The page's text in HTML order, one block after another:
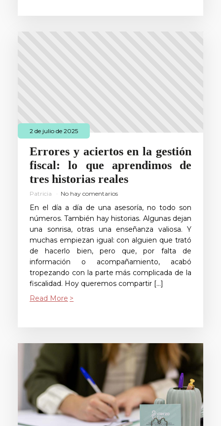
2 de julio de 2025
Errores y aciertos en la gestión
fiscal: lo que aprendimos de
tres historias reales
Patricia No hay comentarios
En el día a día de una asesoría, no todo son
números. También hay historias. Algunas dejan
una sonrisa, otras una enseñanza valiosa. Y
muchas empiezan igual: con alguien que trató
de hacerlo bien, pero que, por falta de
información o acompañamiento, acabó
tropezando con la parte más complicada de la
fiscalidad. Hoy queremos compartir […]
Read More